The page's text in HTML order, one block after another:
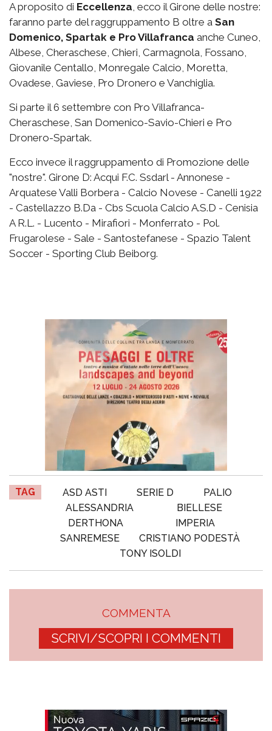
A proposito di Eccellenza, ecco il Girone delle nostre:
faranno parte del raggruppamento B oltre a San
Domenico, Spartak e Pro Villafranca anche Cuneo,
Albese, Cheraschese, Chieri, Carmagnola, Fossano,
Giovanile Centallo, Monregale Calcio, Moretta,
Ovadese, Gaviese, Pro Dronero e Vanchiglia.
Si parte il 6 settembre con Pro Villafranca-
Cheraschese, San Domenico-Savio-Chieri e Pro
Dronero-Spartak.
Ecco invece il raggruppamento di Promozione delle
"nostre". Girone D: Acqui F.C. Ssdarl - Annonese -
Arquatese Valli Borbera - Calcio Novese - Canelli 1922
- Castellazzo B.Da - Cbs Scuola Calcio A.S.D - Cenisia
A R.L. - Lucento - Mirafiori - Monferrato - Pol.
Frugarolese - Sale - Santostefanese - Spazio Talent
Soccer - Sporting Club Beiborg.
TAG ASD ASTI SERIE D
PALIO
ALESSANDRIA
BIELLESE
DERTHONA
IMPERIA
SANREMESE
CRISTIANO PODESTÀ
TONY ISOLDI
COMMENTA
SCRIVI/SCOPRI I COMMENTI